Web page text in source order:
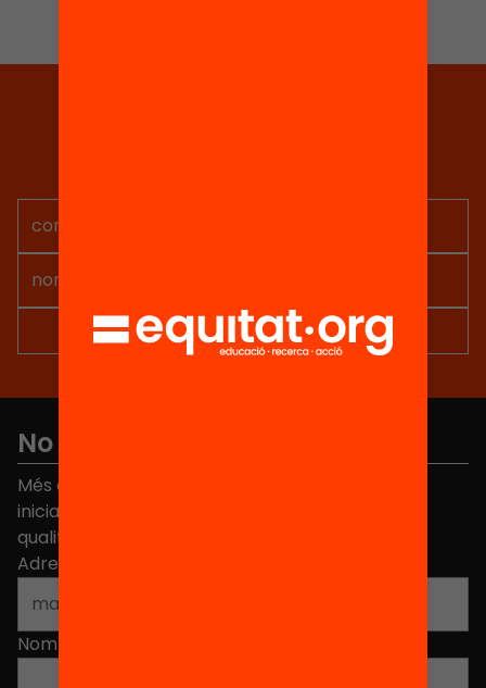
No et perdis res
Més de 40.000 persones ja han triat Equitat. Rep
iniciatives, propostes i projectes per millorar la
qualitat de l'educació a Catalunya.
Adreça electrònica
Nom